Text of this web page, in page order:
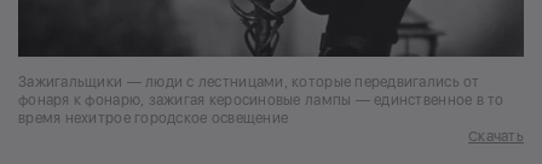
Зажигальщики — люди с лестницами, которые передвигались от
фонаря к фонарю, зажигая керосиновые лампы — единственное в то
время нехитрое городское освещение
Скачать